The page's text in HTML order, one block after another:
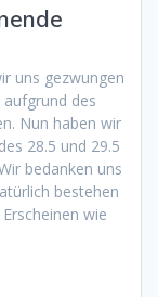
uns gezwungen
des
Nun haben wir
28.5 und 29.5
bedanken uns
bestehen
wie